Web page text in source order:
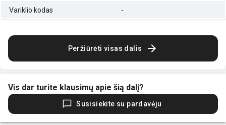
Variklio kodas -
Peržiūrėti visas dalis
Vis dar turite klausimų apie šią dalį?
Susisiekite su pardavėju